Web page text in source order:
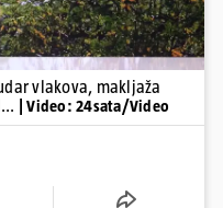
vlakova, makljaža
| Video: 24sata/Video